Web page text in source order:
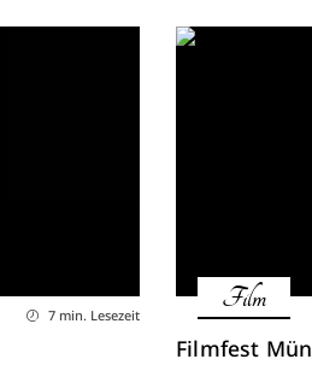
7 min. Lesezeit Film
Filmfest